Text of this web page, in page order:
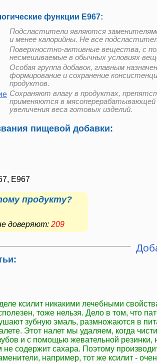
функции Е967:
Подсластители являются
и менее калорийны. Не все
Поверхностно-активные вещества, с
несмешиваемые в обычных условиях
Особая группа добавок, главным
формирование и сохранение
продуктов.
Сохраняют влагу в продуктах,
применяются в
увеличения веса готовых изделий.
пищевой добавки:
E967
продукту?
доверяют: 209
ксилит никакими лечебными
тоже нельзя. Дело в том, что
зубную эмаль, размножаются в
Этот налет мы удаляем, когда
и с помощью жевательной резинки,
не содержит сахара. Поэтому
например, тот же ксилит -